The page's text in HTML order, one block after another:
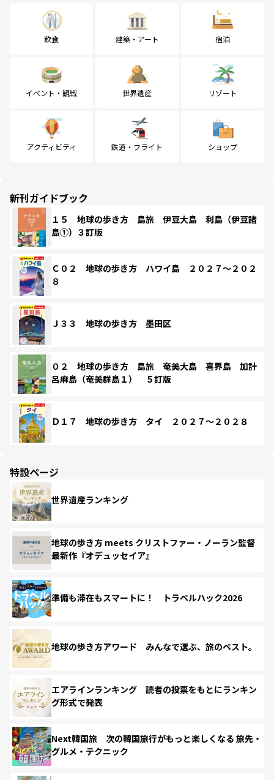
飲食 建築・アート 宿泊
イベント・観戦 世界遺産 リゾート
アクティビティ 鉄道・フライト ショップ
新刊ガイドブック
１５ 地球の歩き方 島旅 伊豆大島 利島（伊豆諸
島①）３訂版
Ｃ０２ 地球の歩き方 ハワイ島 ２０２７～２０２
８
Ｊ３３ 地球の歩き方 墨田区
０２ 地球の歩き方 島旅 奄美大島 喜界島 加計
呂麻島（奄美群島１） ５訂版
Ｄ１７ 地球の歩き方 タイ ２０２７～２０２８
特設ページ
世界遺産ランキング
地球の歩き方 meets クリストファー・ノーラン監督
最新作『オデュッセイア』
準備も滞在もスマートに！ トラベルハック2026
地球の歩き方アワード みんなで選ぶ、旅のベスト。
エアラインランキング 読者の投票をもとにランキン
グ形式で発表
Next韓国旅 次の韓国旅行がもっと楽しくなる 旅先・
グルメ・テクニック